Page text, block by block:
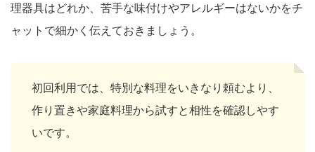
理器具はどれか、苦手な味付けやアレルギーはないかをチ
ャットで細かく伝えておきましょう。
初回利用では、特別な料理をいきなり頼むより、
作り置きや家庭料理から試すと相性を確認しやす
いです。